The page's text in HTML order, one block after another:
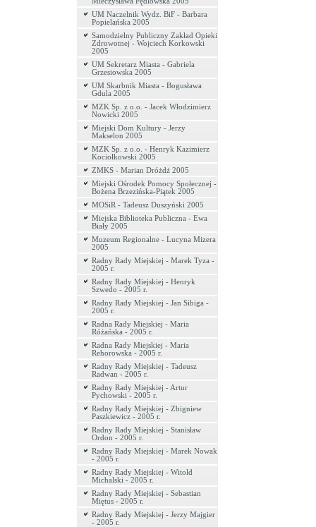
UM Naczelnik Wydz. BiF - Barbara
Popielańska 2005
Samodzielny Publiczny Zakład Opieki
Zdrowotnej - Wojciech Korkowski
2005
UM Sekretarz Miasta - Gabriela
Grzesiowska 2005
UM Skarbnik Miasta - Bogusława
Gdula 2005
MZK Sp. z o.o. - Jacek Włodzimierz
Nowicki 2005
Miejski Dom Kultury - Jerzy
Makselon 2005
MZK Sp. z o.o. - Henryk Kazimierz
Kociołkowski 2005
ZMKS - Marian Dróżdż 2005
Miejski Ośrodek Pomocy Społecznej -
Bożena Brzezińska-Piątek 2005
MOSiR - Tadeusz Duszyński 2005
Miejska Biblioteka Publiczna - Ewa
Biały 2005
Muzeum Regionalne - Lucyna Mizera
2005
Radny Rady Miejskiej - Marek Tyza -
2005 r.
Radny Rady Miejskiej - Henryk
Szwedo - 2005 r.
Radny Rady Miejskiej - Jan Sibiga -
2005 r.
Radna Rady Miejskiej - Maria
Różańska - 2005 r.
Radna Rady Miejskiej - Maria
Rehorowska - 2005 r.
Radny Rady Miejskiej - Tadeusz
Radwan - 2005 r.
Radny Rady Miejskiej - Artur
Pychowski - 2005 r.
Radny Rady Miejskiej - Zbigniew
Paszkiewicz - 2005 r.
Radny Rady Miejskiej - Stanisław
Ordon - 2005 r.
Radny Rady Miejskiej - Marek Nowak
- 2005 r.
Radny Rady Miejskiej - Witold
Michalski - 2005 r.
Radny Rady Miejskiej - Sebastian
Miętus - 2005 r.
Radny Rady Miejskiej - Jerzy Majgier
- 2005 r.